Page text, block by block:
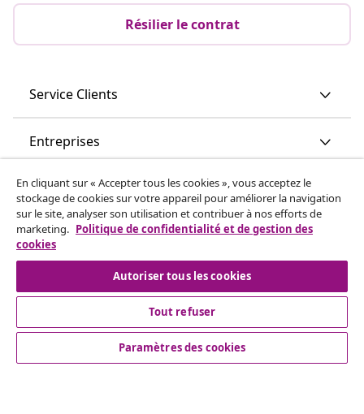
Résilier le contrat
Service Clients
Entreprises
vidaXL
Découvrez-en plus
© 2008-2026 vidaXL vidaxl.be est une boutique en ligne de
En cliquant sur « Accepter tous les cookies », vous acceptez le
stockage de cookies sur votre appareil pour améliorer la navigation
sur le site, analyser son utilisation et contribuer à nos efforts de
marketing. Politique de confidentialité et de gestion des
cookies
Autoriser tous les cookies
Tout refuser
Paramètres des cookies